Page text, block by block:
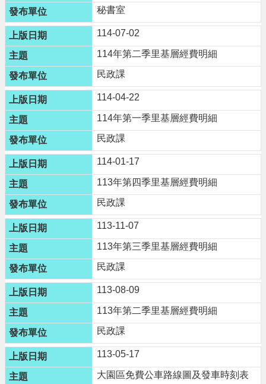
公
告
生
活
便
民
資
訊
機
關
通
訊
錄
相
關
資
料
回
首
頁
網
站
導
覽
秘書室
114-07-02
114年第二季里基層經費明細
民政課
114-04-22
114年第一季里基層經費明細
民政課
114-01-17
113年第四季里基層經費明細
民政課
113-11-07
113年第三季里基層經費明細
民政課
113-08-09
113年第二季里基層經費明細
民政課
113-05-17
大園區免費公車路線圖及發車時刻表